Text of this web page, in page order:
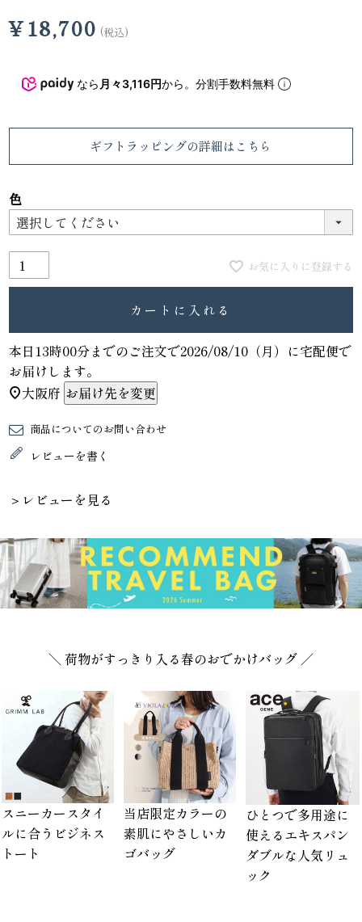
¥18,700 税込
なら 月々3,116円から。分割手数料無料
ギフトラッピングの詳細はこちら
色
お気に入りに登録する
カートに入れる
本日 13時00分までのご注文で2026/08/10（月） に宅配便で
お届けします。
大阪府 お届け先を変更
商品についてのお問い合わせ
レビューを書く
＞レビューを見る
＼ 荷物がすっきり入る春のおでかけバッグ ／
スニーカースタイ
ルに合うビジネス
トート
当店限定カラーの
素肌にやさしいカ
ゴバッグ
ひとつで多用途に
使えるエキスパン
ダブルな人気リュ
ック